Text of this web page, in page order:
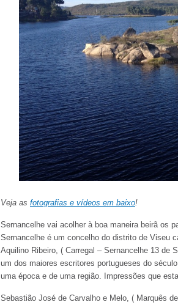
Veja as fotografias e vídeos em baixo!
Sernancelhe vai acolher à boa maneira beirã os
Sernancelhe é um concelho do distrito de Viseu
Aquilino Ribeiro, ( Carregal – Sernancelhe 13 de
um dos maiores escritores portugueses do
uma época e de uma região. Impressões que
Sebastião José de Carvalho e Melo, ( Marquês